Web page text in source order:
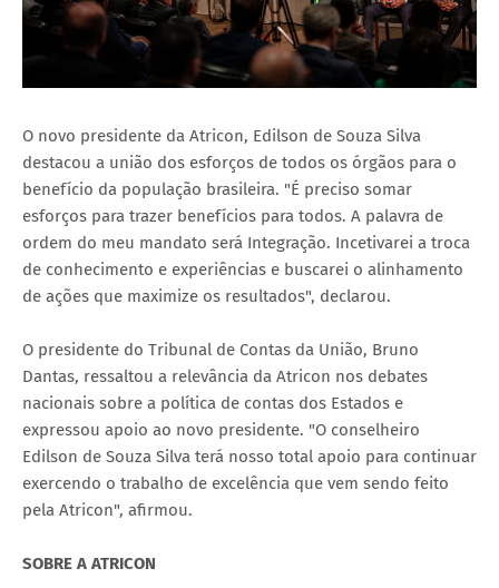
O novo presidente da Atricon, Edilson de Souza Silva
destacou a união dos esforços de todos os órgãos para o
benefício da população brasileira. "É preciso somar
esforços para trazer benefícios para todos. A palavra de
ordem do meu mandato será Integração. Incetivarei a troca
de conhecimento e experiências e buscarei o alinhamento
de ações que maximize os resultados", declarou.
O presidente do Tribunal de Contas da União, Bruno
Dantas, ressaltou a relevância da Atricon nos debates
nacionais sobre a política de contas dos Estados e
expressou apoio ao novo presidente. "O conselheiro
Edilson de Souza Silva terá nosso total apoio para continuar
exercendo o trabalho de excelência que vem sendo feito
pela Atricon", afirmou.
SOBRE A ATRICON